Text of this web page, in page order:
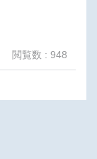
閲覧数 : 948